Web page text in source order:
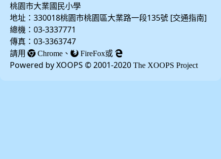
桃園市大業國民小學
地址：330018桃園市桃園區大業路一段135號 [交通指南]
總機：03-3337771
傳真：03-3363747
請用
Chrome 、 FireFox或
Powered by XOOPS © 2001-2020 The XOOPS Project